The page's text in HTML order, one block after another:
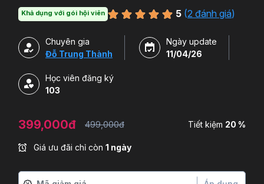
Khả dụng với gói hội viên 5 (2 đánh giá)
Chuyên gia
Đỗ Trung Thành
Ngày update
11/04/26
Học viên đăng ký
103
399,000đ 499,000đ Tiết kiệm 20 %
Giá ưu đãi chỉ còn 1 ngày